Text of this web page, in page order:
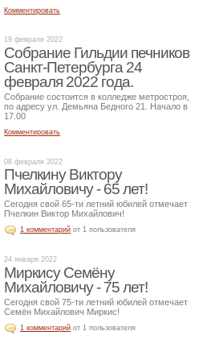
Комментировать
19 февраля 2022
Собрание Гильдии печников
Санкт-Петербурга 24
февраля 2022 года.
Собрание состоится в колледже метростроя,
по адресу ул. Демьяна Бедного 21. Начало в
17.00
Комментировать
08 февраля 2022
Пчелкину Виктору
Михайловичу - 65 лет!
Сегодня свой 65-ти летний юбилей отмечает
Пчелкин Виктор Михайлович!
1 комментарий от 1 пользователя
24 января 2022
Миркису Семёну
Михайловичу - 75 лет!
Сегодня свой 75-ти летний юбилей отмечает
Семён Михайлович Миркис!
1 комментарий от 1 пользователя